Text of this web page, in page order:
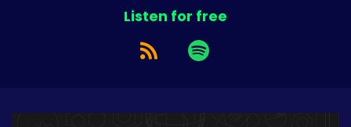
Listen for free